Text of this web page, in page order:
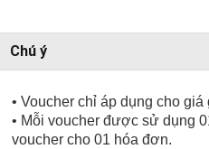
Chú ý
• Voucher chỉ áp dụng cho
• Mỗi voucher được sử dụng
voucher cho 01 hóa đơn.